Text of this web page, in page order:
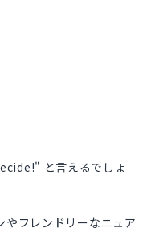
と言えるでしょ
やフレンドリーなニュア